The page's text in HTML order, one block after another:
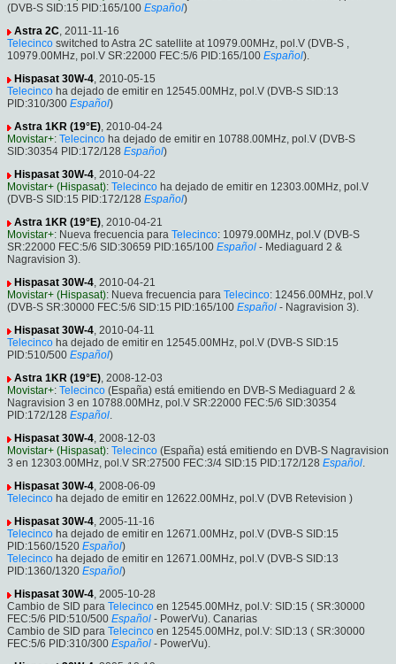
(DVB-S SID:15 PID:165/100 Español)
Astra 2C, 2011-11-16
Telecinco switched to Astra 2C satellite at 10979.00MHz, pol.V (DVB-S ,
10979.00MHz, pol.V SR:22000 FEC:5/6 PID:165/100 Español).
Hispasat 30W-4, 2010-05-15
Telecinco ha dejado de emitir en 12545.00MHz, pol.V (DVB-S SID:13
PID:310/300 Español)
Astra 1KR (19°E), 2010-04-24
Movistar+: Telecinco ha dejado de emitir en 10788.00MHz, pol.V (DVB-S
SID:30354 PID:172/128 Español)
Hispasat 30W-4, 2010-04-22
Movistar+ (Hispasat): Telecinco ha dejado de emitir en 12303.00MHz, pol.V
(DVB-S SID:15 PID:172/128 Español)
Astra 1KR (19°E), 2010-04-21
Movistar+: Nueva frecuencia para Telecinco: 10979.00MHz, pol.V (DVB-S
SR:22000 FEC:5/6 SID:30659 PID:165/100 Español - Mediaguard 2 &
Nagravision 3).
Hispasat 30W-4, 2010-04-21
Movistar+ (Hispasat): Nueva frecuencia para Telecinco: 12456.00MHz, pol.V
(DVB-S SR:30000 FEC:5/6 SID:15 PID:165/100 Español - Nagravision 3).
Hispasat 30W-4, 2010-04-11
Telecinco ha dejado de emitir en 12545.00MHz, pol.V (DVB-S SID:15
PID:510/500 Español)
Astra 1KR (19°E), 2008-12-03
Movistar+: Telecinco (España) está emitiendo en DVB-S Mediaguard 2 &
Nagravision 3 en 10788.00MHz, pol.V SR:22000 FEC:5/6 SID:30354
PID:172/128 Español.
Hispasat 30W-4, 2008-12-03
Movistar+ (Hispasat): Telecinco (España) está emitiendo en DVB-S Nagravision
3 en 12303.00MHz, pol.V SR:27500 FEC:3/4 SID:15 PID:172/128 Español.
Hispasat 30W-4, 2008-06-09
Telecinco ha dejado de emitir en 12622.00MHz, pol.V (DVB Retevision )
Hispasat 30W-4, 2005-11-16
Telecinco ha dejado de emitir en 12671.00MHz, pol.V (DVB-S SID:15
PID:1560/1520 Español)
Telecinco ha dejado de emitir en 12671.00MHz, pol.V (DVB-S SID:13
PID:1360/1320 Español)
Hispasat 30W-4, 2005-10-28
Cambio de SID para Telecinco en 12545.00MHz, pol.V: SID:15 ( SR:30000
FEC:5/6 PID:510/500 Español - PowerVu). Canarias
Cambio de SID para Telecinco en 12545.00MHz, pol.V: SID:13 ( SR:30000
FEC:5/6 PID:310/300 Español - PowerVu).